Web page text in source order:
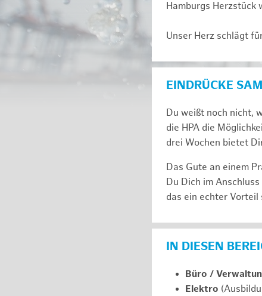
Hamburgs Herzstück
Unser Herz schlägt
EINDRÜCKE
Du weißt noch nicht,
die HPA die
drei Wochen bie­tet
Das Gute an einem
Du Dich im
das ein ech­ter Vor­teil
IN DIESEN
Büro /
Elektro